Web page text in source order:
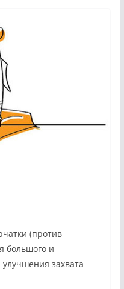
(против
большого и
захвата